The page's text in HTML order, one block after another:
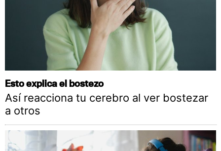
Esto explica el bostezo
Así reacciona tu cerebro al ver bostezar
a otros